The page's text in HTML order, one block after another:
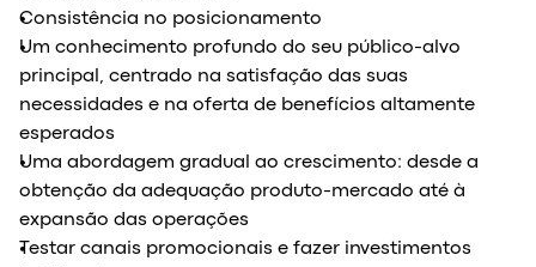
Consistência no posicionamento
Um conhecimento profundo do seu público-alvo
principal, centrado na satisfação das suas
necessidades e na oferta de benefícios altamente
esperados
Uma abordagem gradual ao crescimento: desde a
obtenção da adequação produto-mercado até à
expansão das operações
Testar canais promocionais e fazer investimentos